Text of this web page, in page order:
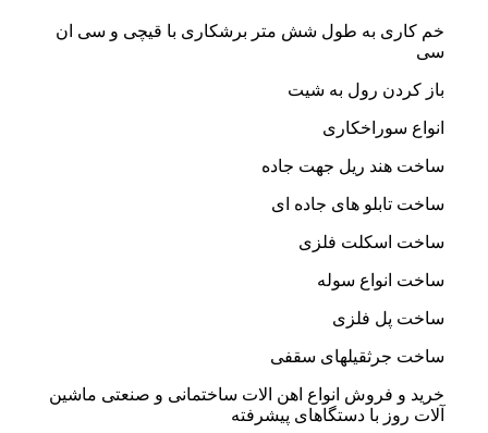
خم کاری به طول شش متر برشکاری با قیچی و سی ان
باز کردن رول به شیت
انواع سوراخکاری
ساخت هند ریل جهت جاده
ساخت تابلو های جاده ای
ساخت اسکلت فلزی
ساخت انواع سوله
ساخت پل فلزی
ساخت جرثقیلهای سقفی
خرید و فروش انواع اهن الات ساختمانی و صنعتی ماشین
آلات روز با دستگاهای پیشرفته